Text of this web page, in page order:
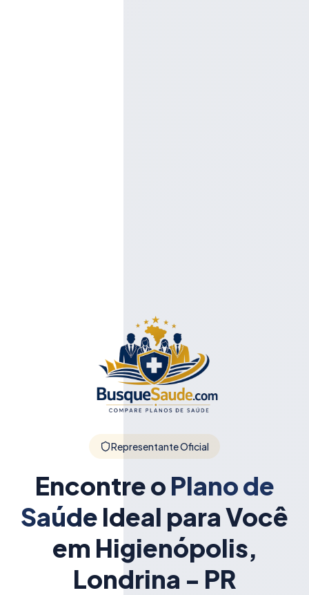
Representante Oficial
Encontre o Plano de
Saúde Ideal para Você
em Higienópolis,
Londrina - PR